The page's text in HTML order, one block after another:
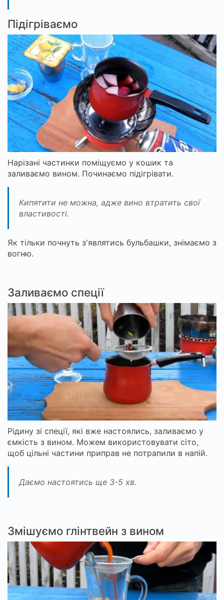
Підігріваємо
Нарізані частинки поміщуємо у кошик та
заливаємо вином. Починаємо підігрівати.
Кипятити не можна, адже вино втратить свої
властивості.
Як тільки почнуть з'являтись бульбашки, знімаємо з
вогню.
Заливаємо спеції
Рідину зі спеції, які вже настоялись, заливаємо у
ємкість з вином. Можем використовувати сіто,
щоб цільні частини приправ не потрапили в напій.
Даємо настоятись ще 3-5 хв.
Змішуємо глінтвейн з вином